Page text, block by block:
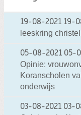
19-08-2021 19-
leeskring
05-08-2021 05-
Opinie:
Koranscholen
onderwijs
03-08-2021 03-